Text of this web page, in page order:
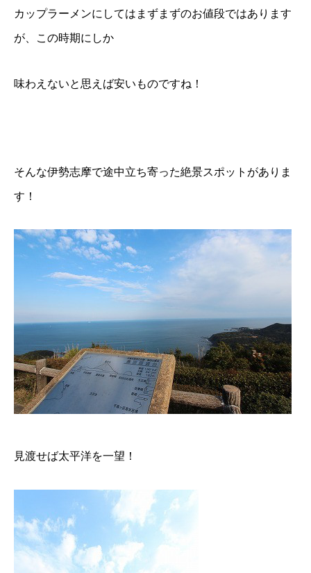
カップラーメンにしてはまずまずのお値段ではあります
が、この時期にしか
味わえないと思えば安いものですね！
そんな伊勢志摩で途中立ち寄った絶景スポットがありま
す！
見渡せば太平洋を一望！